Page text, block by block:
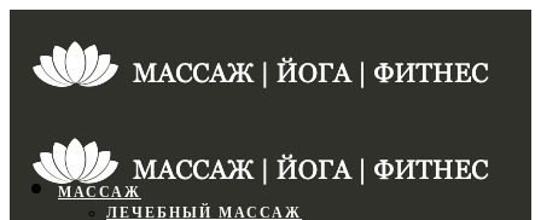
МАССАЖ
ЛЕЧЕБНЫЙ МАССАЖ